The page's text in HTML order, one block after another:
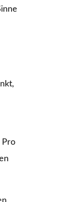
Pro